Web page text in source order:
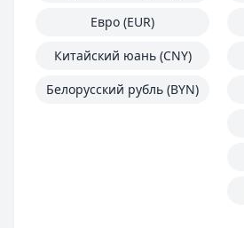
30 000₽
Срок до:30дней
MoneyMan— Онлайн
Евро (EUR)
Китайский юань (CNY)
Белорусский рубль (BYN)